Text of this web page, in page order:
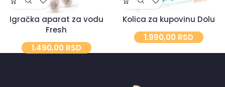
Igračka aparat za vodu
Fresh
1.490,00 RSD
Kolica za kupovinu Dolu
1.990,00 RSD